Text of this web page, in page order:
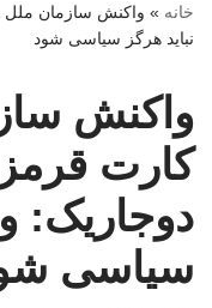
خانه » واکنش سازمان ملل
نباید هرگز سیاسی شود
واکنش
کارت
دوجاریک:
سیاسی